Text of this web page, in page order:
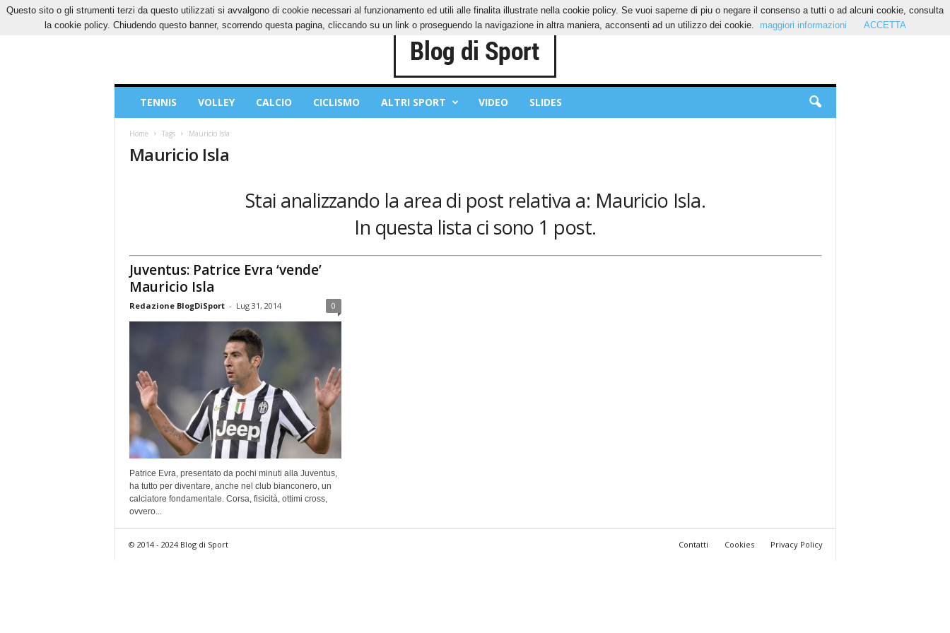
VENERDÌ, 7 AGOSTO 2026 CONTATTI COOKIES PRIVACY POLICY
Sport
TENNIS VOLLEY CALCIO CICLISMO ALTRI SPORT VIDEO SLIDES
Home Tags Mauricio Isla
Mauricio Isla
Stai analizzando la area di post relativa a: Mauricio Isla.
In questa lista ci sono 1 post.
Juventus: Patrice Evra ‘vende’
Mauricio Isla
Redazione BlogDiSport - Lug 31, 2014 0
Patrice Evra, presentato da pochi minuti alla Juventus,
ha tutto per diventare, anche nel club bianconero, un
calciatore fondamentale. Corsa, fisicità, ottimi cross,
ovvero...
Contatti Cookies Privacy Policy
© 2014 - 2024 Blog di Sport
Questo sito o gli strumenti terzi da questo utilizzati si avvalgono di cookie necessari al funzionamento ed utili alle finalita illustrate nella cookie policy. Se vuoi saperne di piu o negare il consenso a tutti o ad alcuni cookie, consulta
la cookie policy. Chiudendo questo banner, scorrendo questa pagina, cliccando su un link o proseguendo la navigazione in altra maniera, acconsenti ad un utilizzo dei cookie.
maggiori informazioni ACCETTA